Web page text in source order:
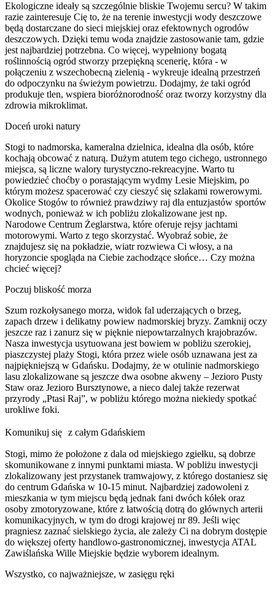
Ekologiczne ideały są szczególnie bliskie Twojemu sercu? W takim
razie zainteresuje Cię to, że na terenie inwestycji wody deszczowe
będą dostarczane do sieci miejskiej oraz efektownych ogrodów
deszczowych. Dzięki temu woda znajdzie zastosowanie tam, gdzie
jest najbardziej potrzebna. Co więcej, wypełniony bogatą
roślinnością ogród stworzy przepiękną scenerię, która - w
połączeniu z wszechobecną zielenią - wykreuje idealną przestrzeń
do odpoczynku na świeżym powietrzu. Dodajmy, że taki ogród
produkuje tlen, wspiera bioróżnorodność oraz tworzy korzystny dla
zdrowia mikroklimat.
Doceń uroki natury
Stogi to nadmorska, kameralna dzielnica, idealna dla osób, które
kochają obcować z naturą. Dużym atutem tego cichego, ustronnego
miejsca, są liczne walory turystyczno-rekreacyjne. Warto tu
powiedzieć choćby o porastającym wydmy Lesie Miejskim, po
którym możesz spacerować czy cieszyć się szlakami rowerowymi.
Okolice Stogów to również prawdziwy raj dla entuzjastów sportów
wodnych, ponieważ w ich pobliżu zlokalizowane jest np.
Narodowe Centrum Żeglarstwa, które oferuje rejsy jachtami
motorowymi. Warto z tego skorzystać. Wyobraź sobie, że
znajdujesz się na pokładzie, wiatr rozwiewa Ci włosy, a na
horyzoncie spogląda na Ciebie zachodzące słońce… Czy można
chcieć więcej?
Poczuj bliskość morza
Szum rozkołysanego morza, widok fal uderzających o brzeg,
zapach drzew i delikatny powiew nadmorskiej bryzy. Zamknij oczy
jeszcze raz i zanurz się w pięknie niepowtarzalnych krajobrazów.
Nasza inwestycja usytuowana jest bowiem w pobliżu szerokiej,
piaszczystej plaży Stogi, która przez wiele osób uznawana jest za
najpiękniejszą w Gdańsku. Dodajmy, że w otulinie nadmorskiego
lasu zlokalizowane są jeszcze dwa osobne akweny – Jezioro Pusty
Staw oraz Jezioro Bursztynowe, a nieco dalej także rezerwat
przyrody „Ptasi Raj”, w pobliżu którego można niekiedy spotkać
urokliwe foki.
Komunikuj się z całym Gdańskiem
Stogi, mimo że położone z dala od miejskiego zgiełku, są dobrze
skomunikowane z innymi punktami miasta. W pobliżu inwestycji
zlokalizowany jest przystanek tramwajowy, z którego dostaniesz się
do centrum Gdańska w 10-15 minut. Najbardziej zadowoleni z
mieszkania w tym miejscu będą jednak fani dwóch kółek oraz
osoby zmotoryzowane, które z łatwością dotrą do głównych arterii
komunikacyjnych, w tym do drogi krajowej nr 89. Jeśli więc
pragniesz zaznać sielskiego życia, ale zależy Ci na dobrym dostępie
do większej oferty handlowo-gastronomicznej, inwestycja ATAL
Zawiślańska Wille Miejskie będzie wyborem idealnym.
Wszystko, co najważniejsze, w zasięgu ręki